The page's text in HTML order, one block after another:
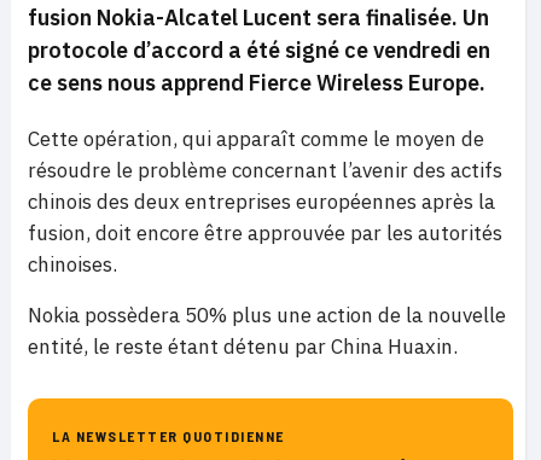
fusion Nokia-Alcatel Lucent sera finalisée. Un
protocole d’accord a été signé ce vendredi en
ce sens nous apprend Fierce Wireless Europe.
Cette opération, qui apparaît comme le moyen de
résoudre le problème concernant l’avenir des actifs
chinois des deux entreprises européennes après la
fusion, doit encore être approuvée par les autorités
chinoises.
Nokia possèdera 50% plus une action de la nouvelle
entité, le reste étant détenu par China Huaxin.
LA NEWSLETTER QUOTIDIENNE